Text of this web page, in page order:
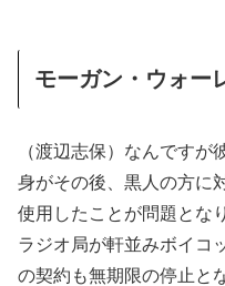
モーガン・ウォー
（渡辺志保）なんですが
身がその後、黒人の方に
使用したことが問題とな
ラジオ局が軒並みボイコ
の契約も無期限の停止と